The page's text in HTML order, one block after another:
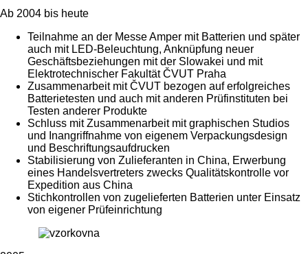
Ab 2004 bis heute
Teilnahme an der Messe Amper mit Batterien und später
auch mit LED-Beleuchtung, Anknüpfung neuer
Geschäftsbeziehungen mit der Slowakei und mit
Elektrotechnischer Fakultät ČVUT Praha
Zusammenarbeit mit ČVUT bezogen auf erfolgreiches
Batterietesten und auch mit anderen Prüfinstituten bei
Testen anderer Produkte
Schluss mit Zusammenarbeit mit graphischen Studios
und Inangriffnahme von eigenem Verpackungsdesign
und Beschriftungsaufdrucken
Stabilisierung von Zulieferanten in China, Erwerbung
eines Handelsvertreters zwecks Qualitätskontrolle vor
Expedition aus China
Stichkontrollen von zugelieferten Batterien unter Einsatz
von eigener Prüfeinrichtung